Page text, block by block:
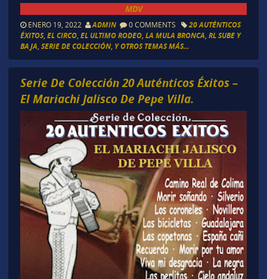
MDV
ENERO 19, 2022 ADMIN 0 COMMENTS
20 AUTÉNTICOS
ÉXITOS, EL CIRCO, EL ULTIMO RODEO, LA MULA BRONCA RL SUBE Y
BAJA SERIE DE COLECCIÓN, Y OTROS TEMAS MÁS...
Serie De Colección 20 Auténticos Éxitos –
El Mariachi Jalisco De Pepe Villa.